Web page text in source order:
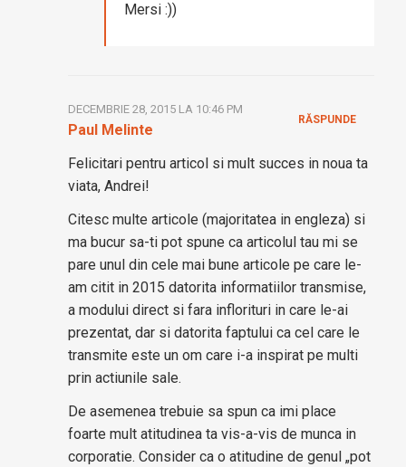
Mersi :))
Paul Melinte
DECEMBRIE 28, 2015 LA 10:46 PM
Felicitari pentru articol si mult succes in noua ta
viata, Andrei!
Citesc multe articole (majoritatea in engleza) si
ma bucur sa-ti pot spune ca articolul tau mi se
pare unul din cele mai bune articole pe care le-
am citit in 2015 datorita informatiilor transmise,
a modului direct si fara inflorituri in care le-ai
prezentat, dar si datorita faptului ca cel care le
transmite este un om care i-a inspirat pe multi
prin actiunile sale.
De asemenea trebuie sa spun ca imi place
foarte mult atitudinea ta vis-a-vis de munca in
corporatie. Consider ca o atitudine de genul „pot
RĂSPUNDE